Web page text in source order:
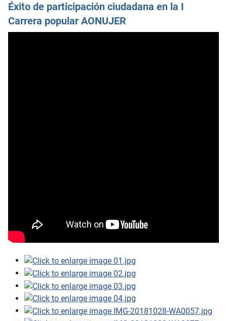
Éxito de participación ciudadana en la I
Carrera popular AONUJER